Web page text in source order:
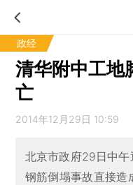
政经
清华附中工地
亡
2014年12月29日 10:59
北京市政府29日中
钢筋倒塌事故直接造